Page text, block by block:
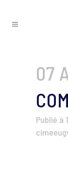
07
Publié à